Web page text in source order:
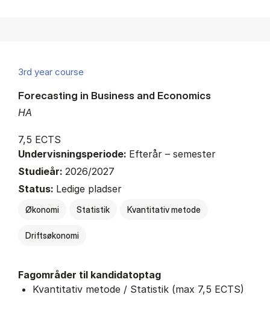
3rd year course
HA
Forecasting in Business and Economics
7,5 ECTS
Undervisningsperiode: Efterår – semester
Studieår: 2026/2027
Status: Ledige pladser
Økonomi Statistik Kvantitativ metode
Driftsøkonomi
Fagområder til kandidatoptag
Kvantitativ metode / Statistik (max 7,5 ECTS)